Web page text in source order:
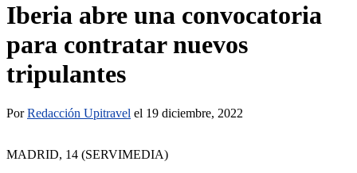
Iberia abre una convocatoria
para contratar nuevos
tripulantes
PorRedacción Upitravel el 19 diciembre, 2022
MADRID, 14 (SERVIMEDIA)